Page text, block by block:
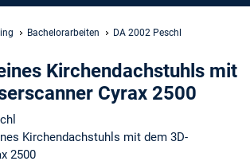
Bachelorarbeiten DA 2002 Peschl
Kirchendachstuhls mit
Cyrax 2500
Kirchendachstuhls mit dem 3D-
2500